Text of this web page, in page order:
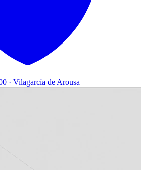
· Vilagarcía de Arousa